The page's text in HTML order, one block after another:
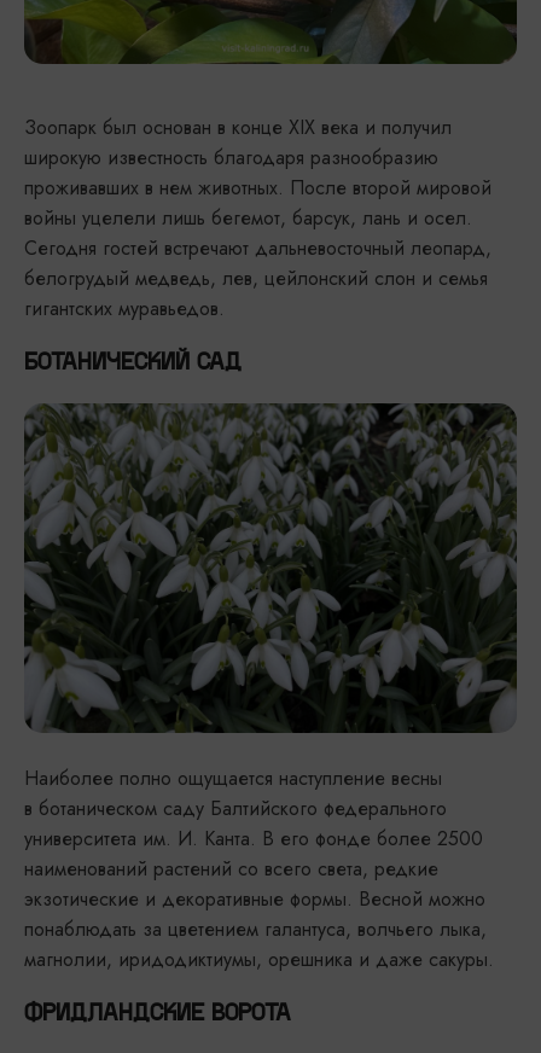
Зоопарк был основан в конце XIX века и получил
широкую известность благодаря разнообразию
проживавших в нем животных. После второй мировой
войны уцелели лишь бегемот, барсук, лань и осел.
Сегодня гостей встречают дальневосточный леопард,
белогрудый медведь, лев, цейлонский слон и семья
гигантских муравьедов.
БОТАНИЧЕСКИЙ САД
Наиболее полно ощущается наступление весны
в ботаническом саду Балтийского федерального
университета им. И. Канта. В его фонде более 2500
наименований растений со всего света, редкие
экзотические и декоративные формы. Весной можно
понаблюдать за цветением галантуса, волчьего лыка,
магнолии, иридодиктиумы, орешника и даже сакуры.
ФРИДЛАНДСКИЕ ВОРОТА